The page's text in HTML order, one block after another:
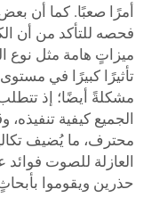
أمرًا صعبًا. كما أن
فحصه للتأكد من أن
ميزاتٍ هامة مثل نوع
تأثيرًا كبيرًا في
مشكلةً أيضًا؛ إذ
الجميع كيفية
محترف، ما يُضيف
العازلة للصوت
حذرين ويقوموا